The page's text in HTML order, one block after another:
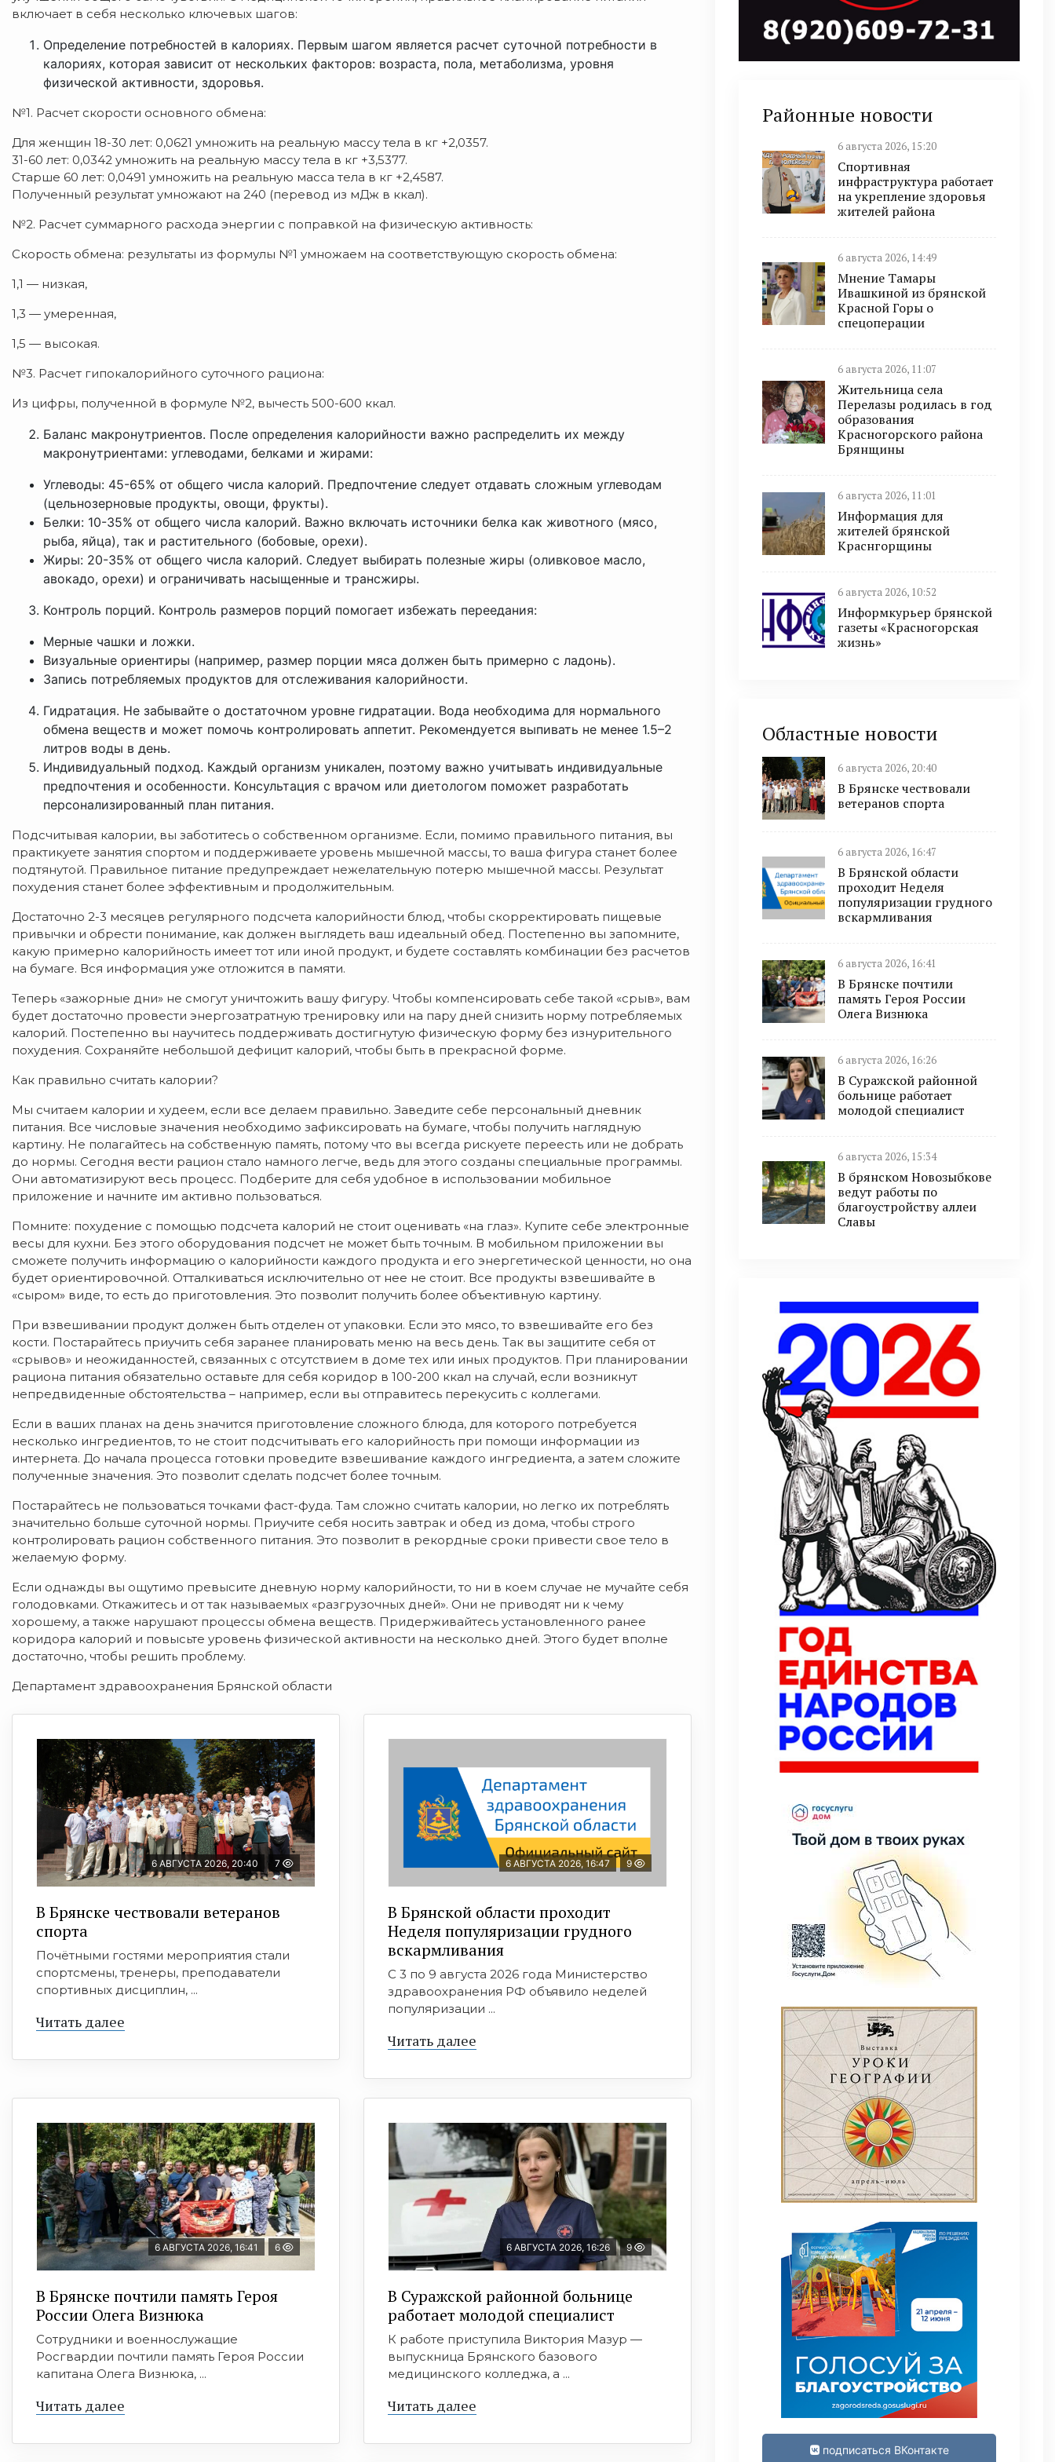
включает в себя несколько ключевых шагов:
Определение потребностей в калориях. Первым шагом является расчет суточной потребности в
калориях, которая зависит от нескольких факторов: возраста, пола, метаболизма, уровня
физической активности, здоровья.
№1. Расчет скорости основного обмена:
Для женщин 18-30 лет: 0,0621 умножить на реальную массу тела в кг +2,0357.
31-60 лет: 0,0342 умножить на реальную массу тела в кг +3,5377.
Старше 60 лет: 0,0491 умножить на реальную масса тела в кг +2,4587.
Полученный результат умножают на 240 (перевод из мДж в ккал).
№2. Расчет суммарного расхода энергии с поправкой на физическую активность:
Скорость обмена: результаты из формулы №1 умножаем на соответствующую скорость обмена:
1,1 — низкая,
1,3 — умеренная,
1,5 — высокая.
№3. Расчет гипокалорийного суточного рациона:
Из цифры, полученной в формуле №2, вычесть 500-600 ккал.
Баланс макронутриентов. После определения калорийности важно распределить их между
макронутриентами: углеводами, белками и жирами:
Углеводы: 45-65% от общего числа калорий. Предпочтение следует отдавать сложным углеводам
(цельнозерновые продукты, овощи, фрукты).
Белки: 10-35% от общего числа калорий. Важно включать источники белка как животного (мясо,
рыба, яйца), так и растительного (бобовые, орехи).
Жиры: 20-35% от общего числа калорий. Следует выбирать полезные жиры (оливковое масло,
авокадо, орехи) и ограничивать насыщенные и трансжиры.
Контроль порций. Контроль размеров порций помогает избежать переедания:
Мерные чашки и ложки.
Визуальные ориентиры (например, размер порции мяса должен быть примерно с ладонь).
Запись потребляемых продуктов для отслеживания калорийности.
Гидратация. Не забывайте о достаточном уровне гидратации. Вода необходима для нормального
обмена веществ и может помочь контролировать аппетит. Рекомендуется выпивать не менее 1.5–2
литров воды в день.
Индивидуальный подход. Каждый организм уникален, поэтому важно учитывать индивидуальные
предпочтения и особенности. Консультация с врачом или диетологом поможет разработать
персонализированный план питания.
Подсчитывая калории, вы заботитесь о собственном организме. Если, помимо правильного питания, вы
практикуете занятия спортом и поддерживаете уровень мышечной массы, то ваша фигура станет более
подтянутой. Правильное питание предупреждает нежелательную потерю мышечной массы. Результат
похудения станет более эффективным и продолжительным.
Достаточно 2-3 месяцев регулярного подсчета калорийности блюд, чтобы скорректировать пищевые
привычки и обрести понимание, как должен выглядеть ваш идеальный обед. Постепенно вы запомните,
какую примерно калорийность имеет тот или иной продукт, и будете составлять комбинации без расчетов
на бумаге. Вся информация уже отложится в памяти.
Теперь «зажорные дни» не смогут уничтожить вашу фигуру. Чтобы компенсировать себе такой «срыв», вам
будет достаточно провести энергозатратную тренировку или на пару дней снизить норму потребляемых
калорий. Постепенно вы научитесь поддерживать достигнутую физическую форму без изнурительного
похудения. Сохраняйте небольшой дефицит калорий, чтобы быть в прекрасной форме.
Как правильно считать калории?
Мы считаем калории и худеем, если все делаем правильно. Заведите себе персональный дневник
питания. Все числовые значения необходимо зафиксировать на бумаге, чтобы получить наглядную
картину. Не полагайтесь на собственную память, потому что вы всегда рискуете переесть или не добрать
до нормы. Сегодня вести рацион стало намного легче, ведь для этого созданы специальные программы.
Они автоматизируют весь процесс. Подберите для себя удобное в использовании мобильное
приложение и начните им активно пользоваться.
Помните: похудение с помощью подсчета калорий не стоит оценивать «на глаз». Купите себе электронные
весы для кухни. Без этого оборудования подсчет не может быть точным. В мобильном приложении вы
сможете получить информацию о калорийности каждого продукта и его энергетической ценности, но она
будет ориентировочной. Отталкиваться исключительно от нее не стоит. Все продукты взвешивайте в
«сыром» виде, то есть до приготовления. Это позволит получить более объективную картину.
При взвешивании продукт должен быть отделен от упаковки. Если это мясо, то взвешивайте его без
кости. Постарайтесь приучить себя заранее планировать меню на весь день. Так вы защитите себя от
«срывов» и неожиданностей, связанных с отсутствием в доме тех или иных продуктов. При планировании
рациона питания обязательно оставьте для себя коридор в 100-200 ккал на случай, если возникнут
непредвиденные обстоятельства – например, если вы отправитесь перекусить с коллегами.
Если в ваших планах на день значится приготовление сложного блюда, для которого потребуется
несколько ингредиентов, то не стоит подсчитывать его калорийность при помощи информации из
интернета. До начала процесса готовки проведите взвешивание каждого ингредиента, а затем сложите
полученные значения. Это позволит сделать подсчет более точным.
Постарайтесь не пользоваться точками фаст-фуда. Там сложно считать калории, но легко их потреблять
значительно больше суточной нормы. Приучите себя носить завтрак и обед из дома, чтобы строго
контролировать рацион собственного питания. Это позволит в рекордные сроки привести свое тело в
желаемую форму.
Если однажды вы ощутимо превысите дневную норму калорийности, то ни в коем случае не мучайте себя
голодовками. Откажитесь и от так называемых «разгрузочных дней». Они не приводят ни к чему
хорошему, а также нарушают процессы обмена веществ. Придерживайтесь установленного ранее
коридора калорий и повысьте уровень физической активности на несколько дней. Этого будет вполне
достаточно, чтобы решить проблему.
Департамент здравоохранения Брянской области
6 АВГУСТА 2026, 20:40 7
В Брянске чествовали ветеранов
спорта
Почётными гостями мероприятия стали
спортсмены, тренеры, преподаватели
спортивных дисциплин, ...
Читать далее
6 АВГУСТА 2026, 16:47 9
В Брянской области проходит
Неделя популяризации грудного
вскармливания
С 3 по 9 августа 2026 года Министерство
здравоохранения РФ объявило неделей
популяризации ...
Читать далее
6 АВГУСТА 2026, 16:41 6
В Брянске почтили память Героя
России Олега Визнюка
Сотрудники и военнослужащие
Росгвардии почтили память Героя России
капитана Олега Визнюка, ...
Читать далее
6 АВГУСТА 2026, 16:26 9
В Суражской районной больнице
работает молодой специалист
К работе приступила Виктория Мазур —
выпускница Брянского базового
медицинского колледжа, а ...
Читать далее
Районные новости
6 августа 2026, 15:20
Спортивная
инфраструктура работает
на укрепление здоровья
жителей района
6 августа 2026, 14:49
Мнение Тамары
Ивашкиной из брянской
Красной Горы о
спецоперации
6 августа 2026, 11:07
Жительница села
Перелазы родилась в год
образования
Красногорского района
Брянщины
6 августа 2026, 11:01
Информация для
жителей брянской
Краснгорщины
6 августа 2026, 10:52
Информкурьер брянской
газеты «Красногорская
жизнь»
Областные новости
6 августа 2026, 20:40
В Брянске чествовали
ветеранов спорта
6 августа 2026, 16:47
В Брянской области
проходит Неделя
популяризации грудного
вскармливания
6 августа 2026, 16:41
В Брянске почтили
память Героя России
Олега Визнюка
6 августа 2026, 16:26
В Суражской районной
больнице работает
молодой специалист
6 августа 2026, 15:34
В брянском Новозыбкове
ведут работы по
благоустройству аллеи
Славы
подписаться ВКонтакте